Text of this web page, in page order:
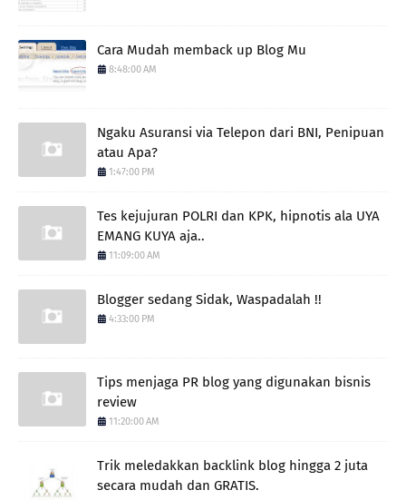
Cara Mudah memback up Blog Mu
8:48:00 AM
Ngaku Asuransi via Telepon dari BNI, Penipuan
atau Apa?
1:47:00 PM
Tes kejujuran POLRI dan KPK, hipnotis ala UYA
EMANG KUYA aja..
11:09:00 AM
Blogger sedang Sidak, Waspadalah !!
4:33:00 PM
Tips menjaga PR blog yang digunakan bisnis
review
11:20:00 AM
Trik meledakkan backlink blog hingga 2 juta
secara mudah dan GRATIS.